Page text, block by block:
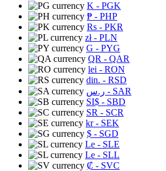
K - PGK
₱ - PHP
Rs - PKR
zł- PLN
G - PYG
QR - QAR
lei - RON
din. - RSD
ر.س - SAR
SI$ - SBD
SR - SCR
kr- SEK
$ - SGD
Le - SLE
Le - SLL
₡ - SVC